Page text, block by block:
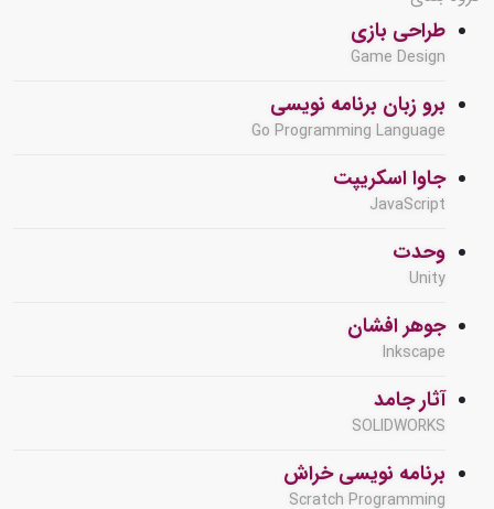
طراحی بازی
Game Design
برو زبان برنامه نویسی
Go Programming Language
جاوا اسکریپت
JavaScript
وحدت
Unity
جوهر افشان
Inkscape
آثار جامد
SOLIDWORKS
برنامه نویسی خراش
Scratch Programming